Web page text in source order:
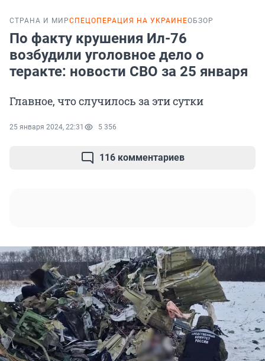
СТРАНА И МИРСПЕЦОПЕРАЦИЯ НА УКРАИНЕОБЗОР
По факту крушения Ил-76
возбудили уголовное дело о
теракте: новости СВО за 25 января
Главное, что случилось за эти сутки
25 января 2024, 22:31 5 356
116 комментариев